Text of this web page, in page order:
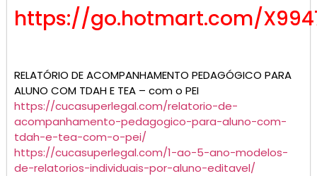
https://go.hotmart.com/
RELATÓRIO DE ACOMPANHAMENTO PEDAGÓGICO PARA
ALUNO COM TDAH E TEA – com o PEI
https://cucasuperlegal.com/relatorio-de-
acompanhamento-pedagogico-para-aluno-com-
tdah-e-tea-com-o-pei/
https://cucasuperlegal.com/1-ao-5-ano-modelos-
de-relatorios-individuais-por-aluno-editavel/